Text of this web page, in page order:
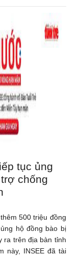
tục ủng
chống
500 triệu đồng
hộ đồng bào bị
ra trên địa bàn tỉnh
này, INSEE đã tài